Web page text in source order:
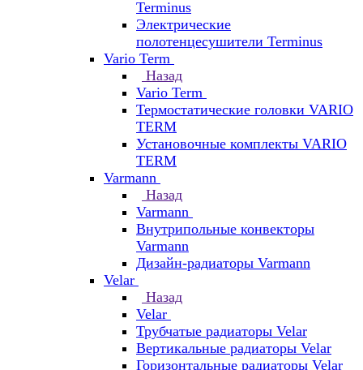
Terminus
Электрические
полотенцесушители Terminus
Vario Term
Назад
Vario Term
Термостатические головки VARIO
TERM
Установочные комплекты VARIO
TERM
Varmann
Назад
Varmann
Внутрипольные конвекторы
Varmann
Дизайн-радиаторы Varmann
Velar
Назад
Velar
Трубчатые радиаторы Velar
Вертикальные радиаторы Velar
Горизонтальные радиаторы Velar